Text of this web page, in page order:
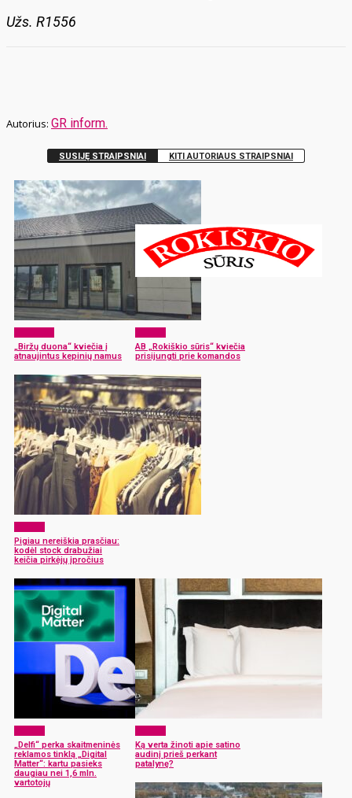
Užs. R1556
GR inform.
SUSIJĘ STRAIPSNIAI KITI AUTORIAUS STRAIPSNIAI
„Biržų duona“ kviečia į
atnaujintus kepinių namus
AB „Rokiškio sūris“ kviečia
prisijungti prie komandos
Pigiau nereiškia prasčiau:
kodėl stock drabužiai
keičia pirkėjų įpročius
„Delfi“ perka skaitmeninės
reklamos tinklą „Digital
Matter“: kartu pasieks
daugiau nei 1,6 mln.
vartotojų
Ką verta žinoti apie satino
audinį prieš perkant
patalynę?